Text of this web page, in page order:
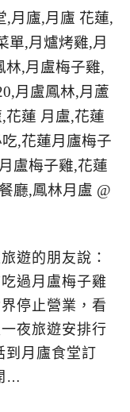
遊的朋友說：
過月盧梅子雞
停止營業，看
夜旅遊安排行
到月廬食堂訂
…